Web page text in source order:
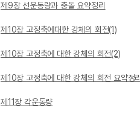
제9장 선운동량과 충돌 요약정리
제10장 고정축에대한 강체의 회전(1)
제10장 고정축에 대한 강체의 회전(2)
제10장 고정축에 대한 강체의 회전 요약정리
제11장 각운동량